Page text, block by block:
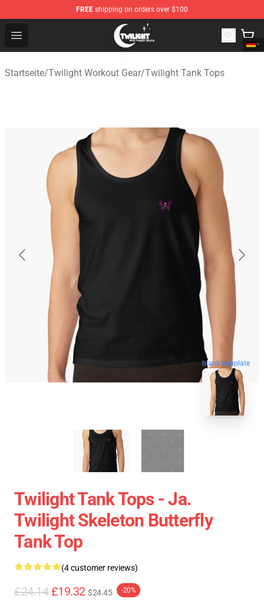
FREE shipping on orders over $100
Open menu
Twilight Store - Official Twilight Merchandise Shop
Startseite/Twilight Workout Gear/Twilight Tank Tops
blank template
Twilight Tank Tops - Ja.
Twilight Skeleton Butterfly
Tank Top
(4 customer reviews)
£24.14 £19.32 $24.45 -20%